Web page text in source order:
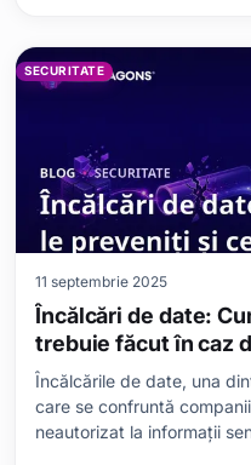
SECURITATE
11 septembrie 2025
Încălcări de date:
trebuie făcut în caz
Încălcările de date, una
care se confruntă
neautorizat la informații